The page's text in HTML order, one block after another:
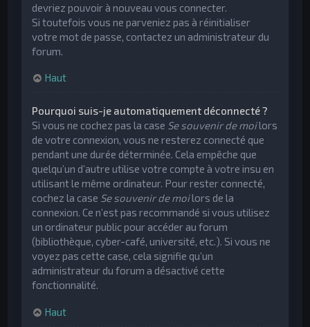
devriez pouvoir à nouveau vous connecter.
Si toutefois vous ne parveniez pas à réinitialiser
votre mot de passe, contactez un administrateur du
forum.
Haut
Pourquoi suis-je automatiquement déconnecté ?
Si vous ne cochez pas la case Se souvenir de moilors
de votre connexion, vous ne resterez connecté que
pendant une durée déterminée. Cela empêche que
quelqu’un d’autre utilise votre compte à votre insu en
utilisant le même ordinateur. Pour rester connecté,
cochez la case Se souvenir de moilors de la
connexion. Ce n’est pas recommandé si vous utilisez
un ordinateur public pour accéder au forum
(bibliothèque, cyber-café, université, etc.). Si vous ne
voyez pas cette case, cela signifie qu’un
administrateur du forum a désactivé cette
fonctionnalité.
Haut